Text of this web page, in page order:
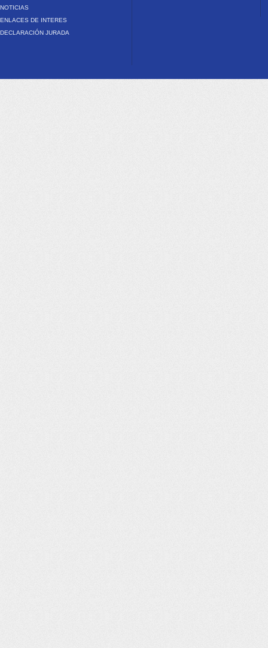
NOTICIAS
ENLACES DE INTERES
DECLARACIÓN JURADA